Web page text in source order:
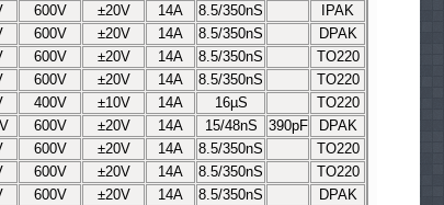
600V ±20V 14A 8.5/350nS
IPAK
600V ±20V 14A 8.5/350nS
DPAK
600V ±20V 14A 8.5/350nS
TO220
600V ±20V 14A 8.5/350nS
TO220
400V ±10V 14A 16µS
TO220
600V ±20V 14A 15/48nS 390pF
DPAK
600V ±20V 14A 8.5/350nS
TO220
600V ±20V 14A 8.5/350nS
TO220
600V ±20V 14A 8.5/350nS
DPAK